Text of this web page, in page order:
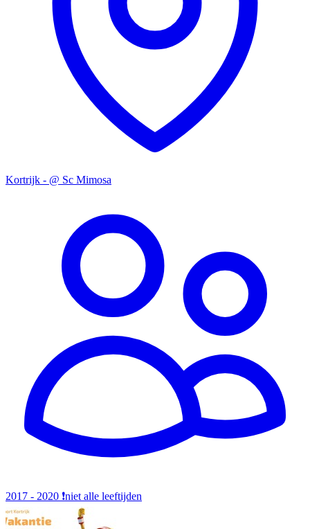
Kortrijk - @ Sc Mimosa
2017 - 2020 ❗️niet alle leeftijden